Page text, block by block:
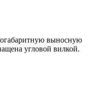
выносную
угловой вилкой.